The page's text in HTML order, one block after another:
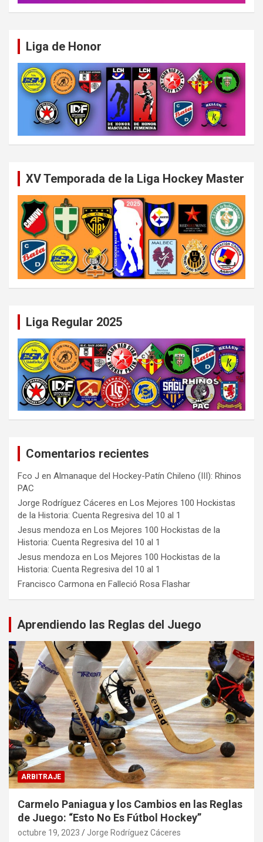
Liga de Honor
XV Temporada de la Liga Hockey Master
Liga Regular 2025
Comentarios recientes
Fco J en Almanaque del Hockey-Patín Chileno (III): Rhinos
PAC
Jorge Rodríguez Cáceres en Los Mejores 100 Hockistas
de la Historia: Cuenta Regresiva del 10 al 1
Jesus mendoza en Los Mejores 100 Hockistas de la
Historia: Cuenta Regresiva del 10 al 1
Jesus mendoza en Los Mejores 100 Hockistas de la
Historia: Cuenta Regresiva del 10 al 1
Francisco Carmona en Falleció Rosa Flashar
Aprendiendo las Reglas del Juego
ARBITRAJE
Carmelo Paniagua y los Cambios en las Reglas
de Juego: “Esto No Es Fútbol Hockey”
octubre 19, 2023 Jorge Rodríguez Cáceres